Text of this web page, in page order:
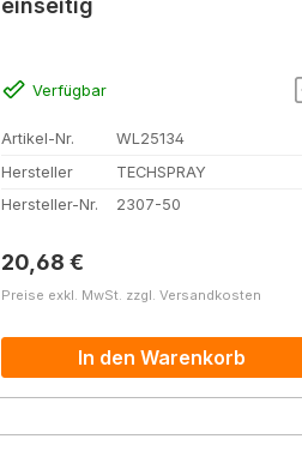
einseitig
Verfügbar
Artikel-Nr.
WL25134
Hersteller
TECHSPRAY
Hersteller-Nr.
2307-50
Regulärer Preis:
20,68 €
Preise exkl. MwSt. zzgl. Versandkosten
In den Warenkorb